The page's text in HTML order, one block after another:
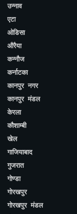
उन्नाव
एटा
ओडिसा
औरैया
कन्नौज
कर्नाटका
कानपुर नगर
कानपुर मंडल
केरला
कौशाम्बी
खेल
गाजियाबाद
गुजरात
गोण्डा
गोरखपुर
गोरखपुर मंडल